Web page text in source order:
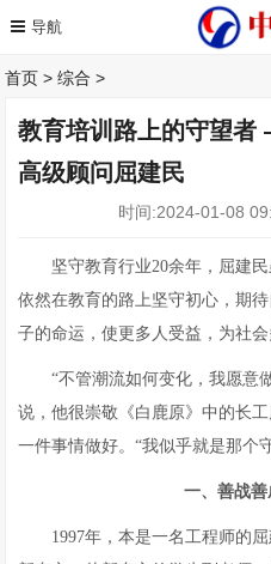
首页 >综合 >
教育培训路上的守望
高级顾问屈建民
时间:2024-01-08
坚守教育行业20余年，屈建
依然在教育的路上坚守初心，期
子的命运，使更多人受益，为社会
“不管潮流如何变化，我愿意
说，他很崇敬《白鹿原》中的长
一件事情做好。“我似乎就是那个
一、善战
1997年，本是一名工程师的